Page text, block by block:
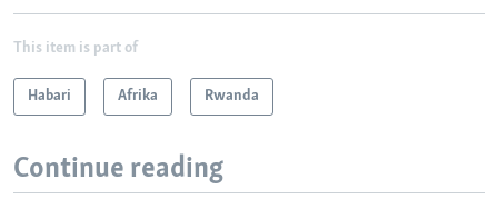
This item is part of
Habari Afrika Rwanda
Continue reading